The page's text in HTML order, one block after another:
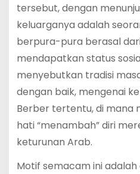
tersebut, dengan
keluarganya adalah
berpura-pura berasal
mendapatkan status
menyebutkan tradisi
dengan baik, mengenai
Berber tertentu, di mana
hati “menambah” diri
keturunan Arab.
Motif semacam ini